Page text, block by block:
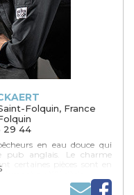
Folquin, France
29 44
en eau douce qui
anglais. Le charme
certaines pièces sont en
au XIX siècle.